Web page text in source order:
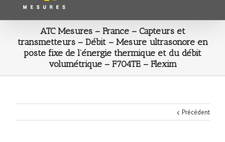
ATC Mesures – France – Capteurs et
transmetteurs – Débit – Mesure ultrasonore en
poste fixe de l’énergie thermique et du débit
volumétrique – F704TE – Flexim
Précédent